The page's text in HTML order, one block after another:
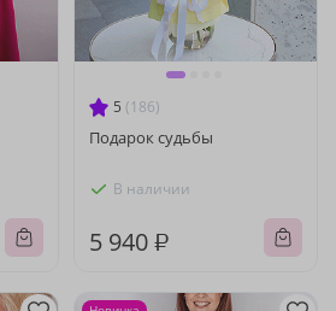
5 (186)
Подарок судьбы
В наличии
5 940 ₽